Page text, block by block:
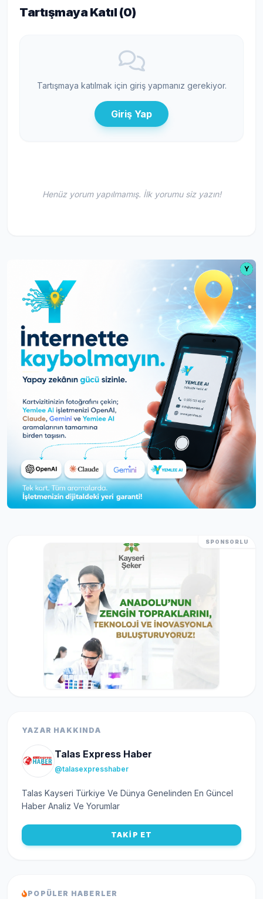
Tartışmaya Katıl (0)
Tartışmaya katılmak için giriş yapmanız gerekiyor.
Giriş Yap
Henüz yorum yapılmamış. İlk yorumu siz yazın!
SPONSORLU
YAZAR HAKKINDA
Talas Express Haber
@talasexpresshaber
Talas Kayseri Türkiye Ve Dünya Genelinden En Güncel
Haber Analiz Ve Yorumlar
TAKİP ET
POPÜLER HABERLER